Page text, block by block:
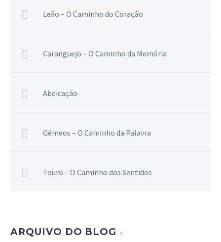
Leão – O Caminho do Coração
Caranguejo – O Caminho da Memória
Abdicação
Gémeos – O Caminho da Palavra
Touro – O Caminho dos Sentidos
ARQUIVO DO BLOG